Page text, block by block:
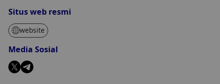
Situs web resmi
website
Media Sosial